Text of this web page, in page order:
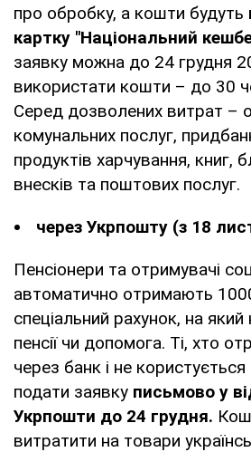
про обробку, а кошти будуть
картку "Національний
заявку можна до 24 грудня
використати кошти – до 30
Серед дозволених витрат –
комунальних послуг,
продуктів харчування, книг,
внесків та поштових послуг.
через Укрпошту (з 18
Пенсіонери та отримувачі
автоматично отримають
спеціальний рахунок, на який
пенсії чи допомога. Ті, хто
через банк і не
подати заявку письмово у
Укрпошти до 24 грудня.
витратити на товари